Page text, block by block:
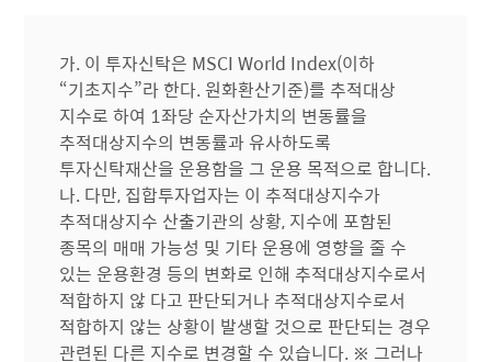
가. 이 투자신탁은 MSCI World Index(이하
“기초지수”라 한다. 원화환산기준)를 추적대상
지수로 하여 1좌당 순자산가치의 변동률을
추적대상지수의 변동률과 유사하도록
투자신탁재산을 운용함을 그 운용 목적으로 합니다.
나. 다만, 집합투자업자는 이 추적대상지수가
추적대상지수 산출기관의 상황, 지수에 포함된
종목의 매매 가능성 및 기타 운용에 영향을 줄 수
있는 운용환경 등의 변화로 인해 추적대상지수로서
적합하지 않 다고 판단되거나 추적대상지수로서
적합하지 않는 상황이 발생할 것으로 판단되는 경우
관련된 다른 지수로 변경할 수 있습니다. ※ 그러나